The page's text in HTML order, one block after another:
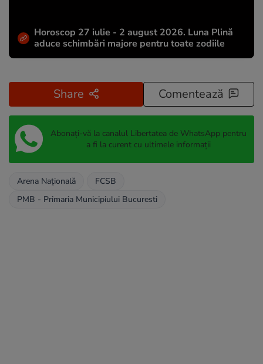
Horoscop 27 iulie - 2 august 2026. Luna Plină
aduce schimbări majore pentru toate zodiile
Share Comentează
Abonați-vă la canalul Libertatea de WhatsApp pentru
a fi la curent cu ultimele informații
Arena Națională
FCSB
PMB - Primaria Municipiului Bucuresti